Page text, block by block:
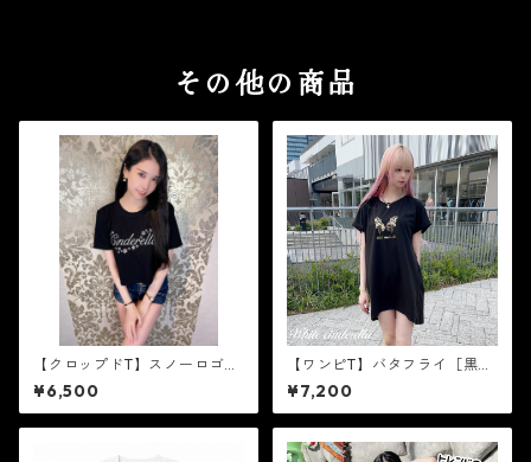
その他の商品
【クロップドT】スノーロゴ
［シルバーラメ］
¥6,500
【ワンピT】バタフライ［黒×
ゴールド箔］
¥7,200